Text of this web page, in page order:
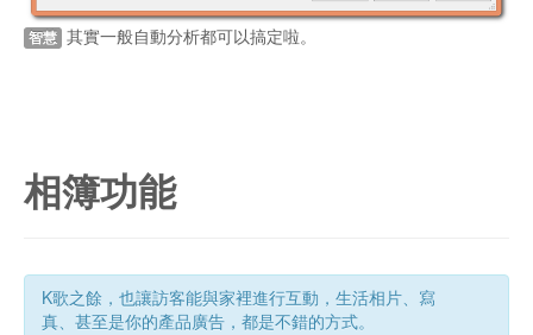
智慧 其實一般自動分析都可以搞定啦。
相簿功能
K歌之餘，也讓訪客能與家裡進行互動，生活相片、寫
真、甚至是你的產品廣告，都是不錯的方式。